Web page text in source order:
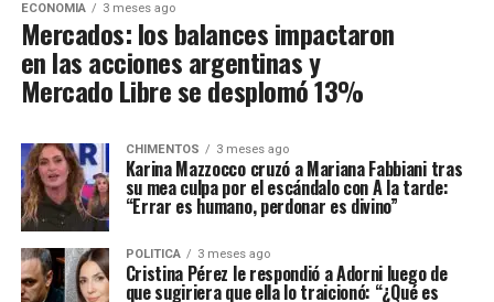
ECONOMIA 3 meses ago
Mercados: los balances impactaron
en las acciones argentinas y
Mercado Libre se desplomó 13%
CHIMENTOS 3 meses ago
Karina Mazzocco cruzó a Mariana Fabbiani tras
su mea culpa por el escándalo con A la tarde:
“Errar es humano, perdonar es divino”
POLITICA 3 meses ago
Cristina Pérez le respondió a Adorni luego de
que sugiriera que ella lo traicionó: “¿Qué es